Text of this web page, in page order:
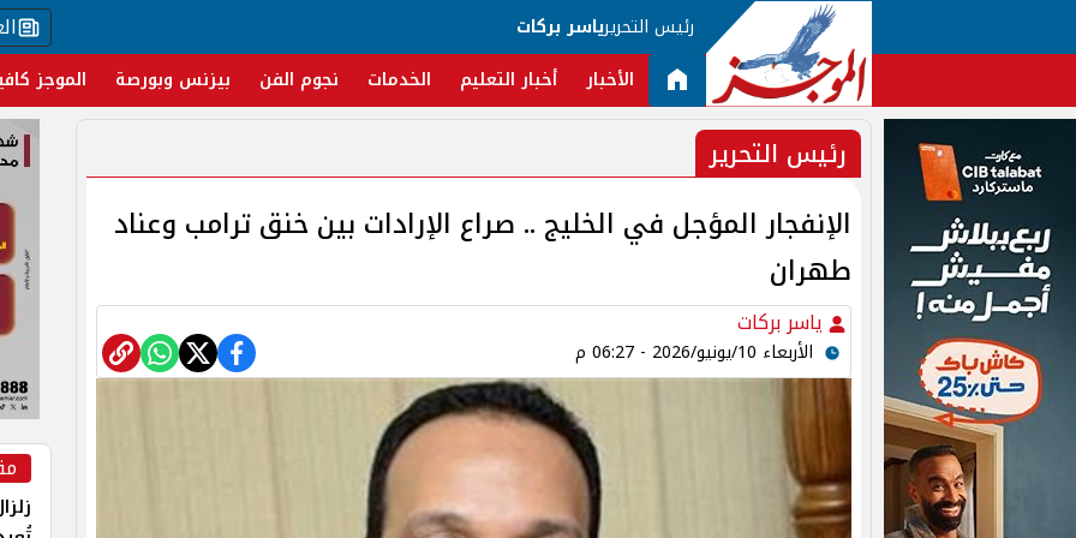
رئيس التحريرياسر بركات
الأخبار أخبار التعليم الخدمات نجوم الفن بيزنس وبورصة الموجز
رئيس التحرير
الإنفجار المؤجل في الخليج .. صراع الإرادات بين خنق ترامب وعناد
طهران
ياسر بركات
الأربعاء 10/يونيو/2026 - 06:27 م